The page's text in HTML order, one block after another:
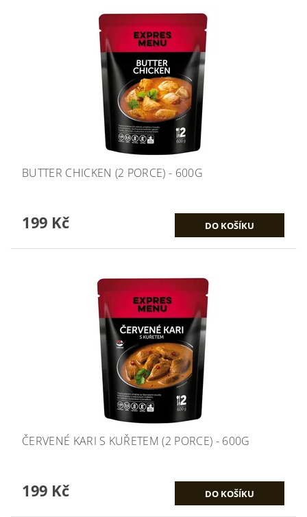
BUTTER CHICKEN (2 PORCE) - 600G
199 Kč
ČERVENÉ KARI S KUŘETEM (2 PORCE) - 600G
199 Kč